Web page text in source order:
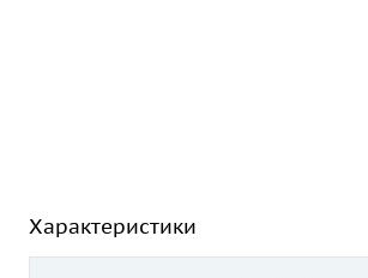
Характеристики